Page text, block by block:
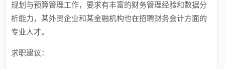
规划与预算管理工作，要求有丰富的财务管理经验和数据分
析能力，某外资企业和某金融机构也在招聘财务会计方面的
专业人才。
求职建议：